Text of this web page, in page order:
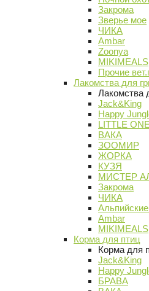
Закрома
Зверье мое
ЧИКА
Ambar
Zoonya
MIKIMEALS
Прочие
Лакомства для
Лакомства
Jack&King
Happy
LITTLE ONE
ВАКА
ЗООМИР
ЖОРКА
КУЗЯ
МИСТЕР
Закрома
ЧИКА
Ambar
MIKIMEALS
Корма для птиц
Корма для
Jack&King
Happy
БРАВА